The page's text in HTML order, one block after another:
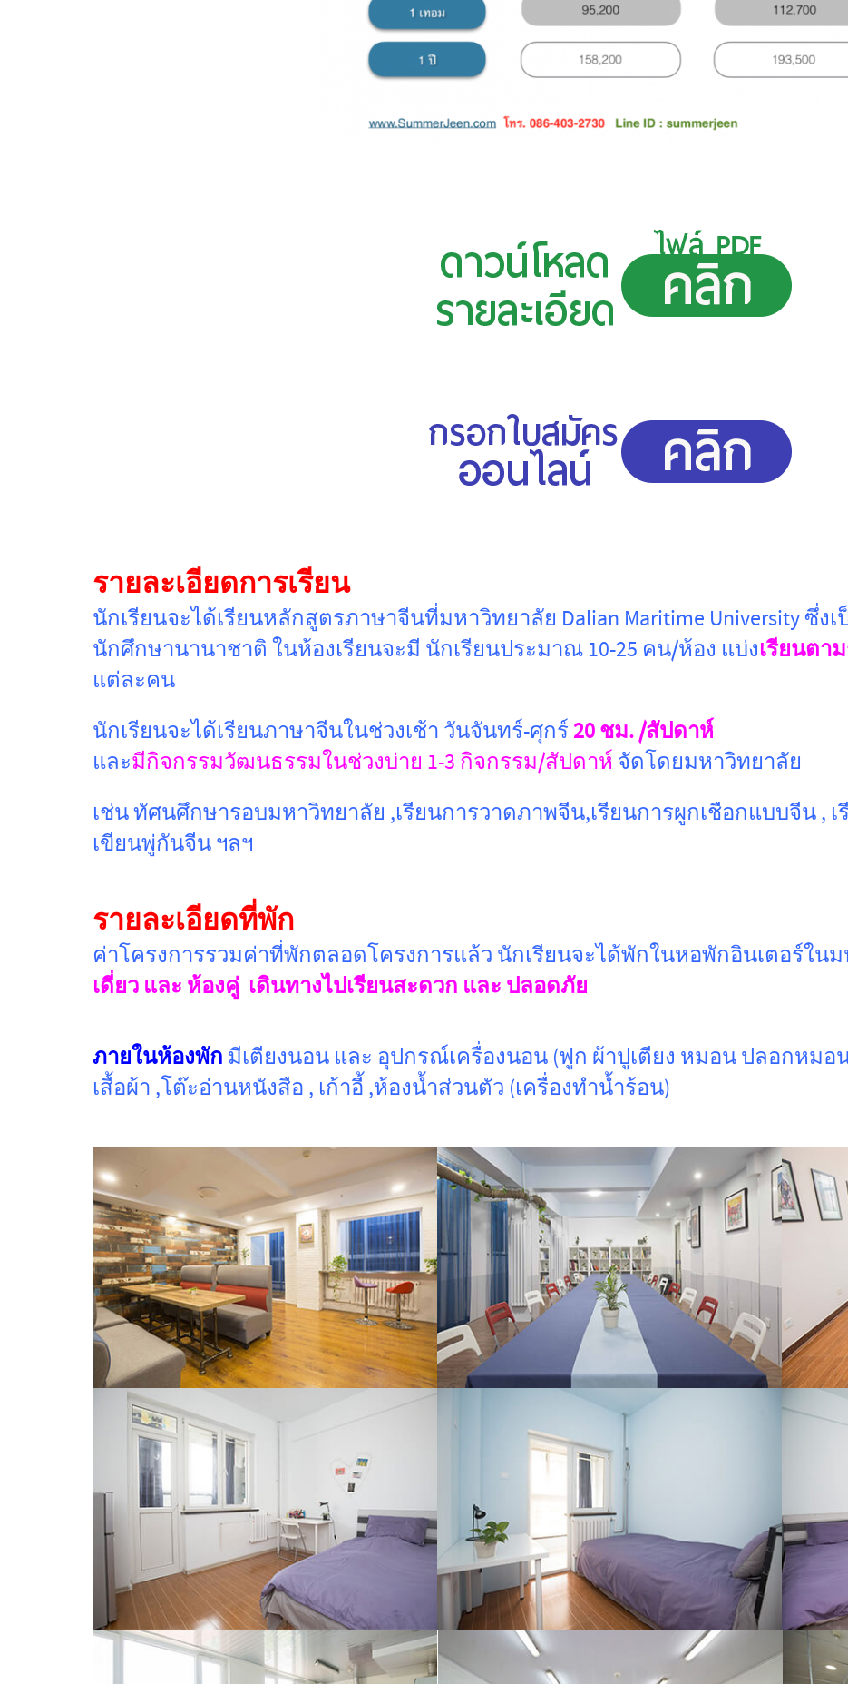
รายละเอียดการเรียน
นักเรียนจะได้เรียนหลักสูตรภาษาจีนที่มหาวิทยาลัย Dalian Maritime University ซึ่
นักศึกษานานาชาติ ในห้องเรียนจะมี นักเรียนประมาณ 10-25 คน/ห้อง แบ่งเรียนตา
แต่ละคน
นักเรียนจะได้เรียนภาษาจีนในช่วงเช้า วันจันทร์-ศุกร์ 20 ชม. /สัปดาห์
และมีกิจกรรมวัฒนธรรมในช่วงบ่าย 1-3 กิจกรรม/สัปดาห์ จัดโดยมหาวิทยาลัย
เช่น ทัศนศึกษารอบมหาวิทยาลัย ,เรียนการวาดภาพจีน,เรียนการผูกเชือกแบบจีน ,
เขียนพู่กันจีน ฯลฯ
รายละเอียดที่พัก
ค่าโครงการรวมค่าที่พักตลอดโครงการแล้ว นักเรียนจะได้พักในหอพักอินเตอร์ใน
เดี่ยว และ ห้องคู่ เดินทางไปเรียนสะดวก และ ปลอดภัย
ภายในห้องพัก มีเตียงนอน และ อุปกรณ์เครื่องนอน (ฟูก ผ้าปูเตียง หมอน ปลอกหมอ
เสื้อผ้า ,โต๊ะอ่านหนังสือ , เก้าอี้ ,ห้องน้ำส่วนตัว (เครื่องทำน้ำร้อน)